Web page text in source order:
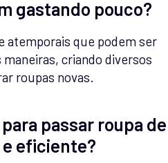
gastando pouco?
atemporais que podem ser
criando diversos
roupas novas.
passar roupa de
eficiente?